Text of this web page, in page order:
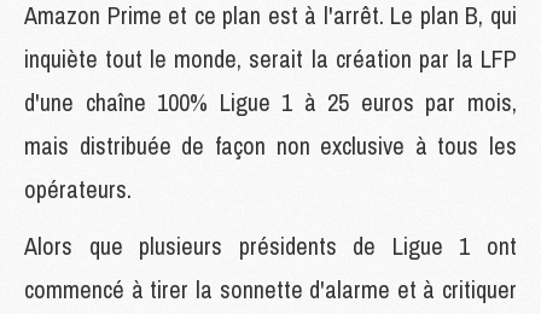
Amazon Prime et ce plan est à l'arrêt. Le plan B, qui
inquiète tout le monde, serait la création par la LFP
d'une chaîne 100% Ligue 1 à 25 euros par mois,
mais distribuée de façon non exclusive à tous les
opérateurs.
Alors que plusieurs présidents de Ligue 1 ont
commencé à tirer la sonnette d'alarme et à critiquer